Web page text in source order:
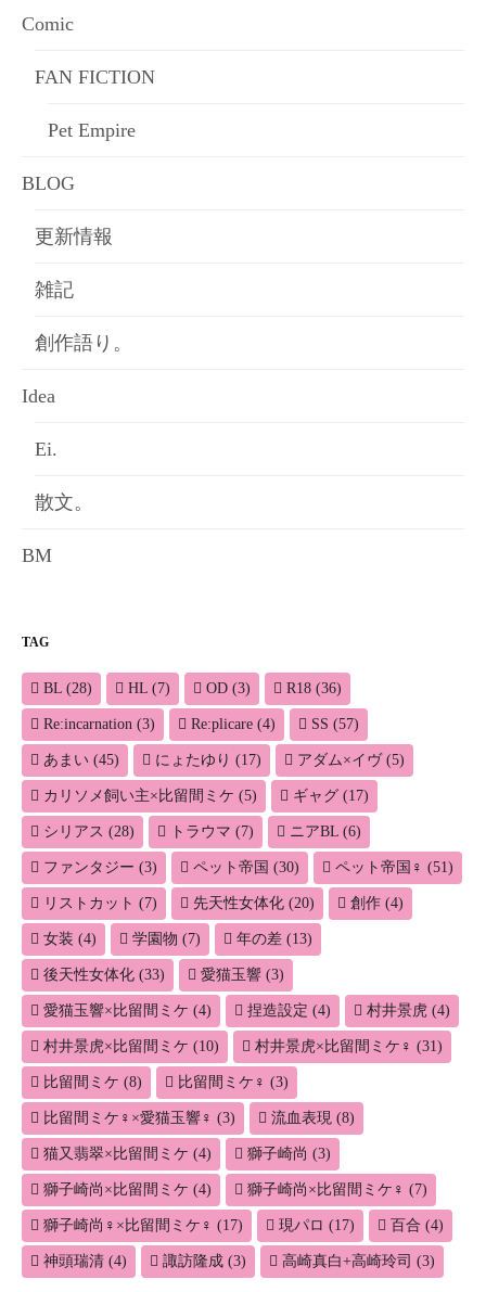
Comic
FAN FICTION
Pet Empire
BLOG
更新情報
雑記
創作語り。
Idea
Ei.
散文。
BM
TAG
BL (28) HL (7) OD (3) R18 (36)
Re:incarnation (3) Re:plicare (4) SS (57)
あまい (45) にょたゆり (17) アダム×イヴ(5)
カリソメ飼い主×比留間ミケ (5) ギャグ (17)
シリアス (28) トラウマ (7) ニアBL (6)
ファンタジー (3) ペット帝国 (30) ペット帝国♀ (51)
リストカット (7) 先天性女体化 (20) 創作 (4)
女装 (4) 学園物 (7) 年の差 (13)
後天性女体化 (33) 愛猫玉響 (3)
愛猫玉響×比留間ミケ (4) 捏造設定 (4) 村井景虎 (4)
村井景虎×比留間ミケ (10) 村井景虎×比留間ミケ♀ (31)
比留間ミケ (8) 比留間ミケ♀ (3)
比留間ミケ♀×愛猫玉響♀ (3) 流血表現 (8)
猫又翡翠×比留間ミケ (4) 獅子崎尚 (3)
獅子崎尚×比留間ミケ (4) 獅子崎尚×比留間ミケ♀ (7)
獅子崎尚♀×比留間ミケ♀ (17) 現パロ (17) 百合 (4)
神頭瑞清 (4) 諏訪隆成 (3) 高崎真白+高崎玲司 (3)